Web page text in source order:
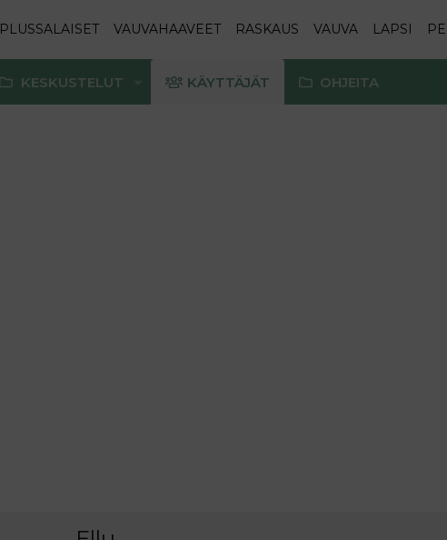
PLUSSALAISET VAUVAHAAVEET RASKAUS VAUVA LAPSI
KESKUSTELUT KÄYTTÄJÄT OHJEITA